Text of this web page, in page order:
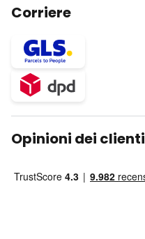
Corriere
Opinioni dei clienti